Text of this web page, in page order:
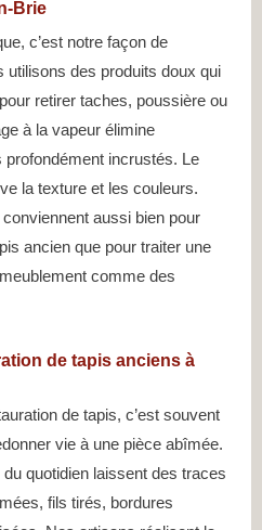
Brie
c’est notre façon de
utilisons des produits doux qui
retirer taches, poussière ou
à la vapeur élimine
incrustés. Le
la texture et les couleurs.
aussi bien pour
ancien que pour traiter une
comme des
de tapis anciens à
de tapis, c’est souvent
vie à une pièce abîmée.
quotidien laissent des traces
fils tirés, bordures